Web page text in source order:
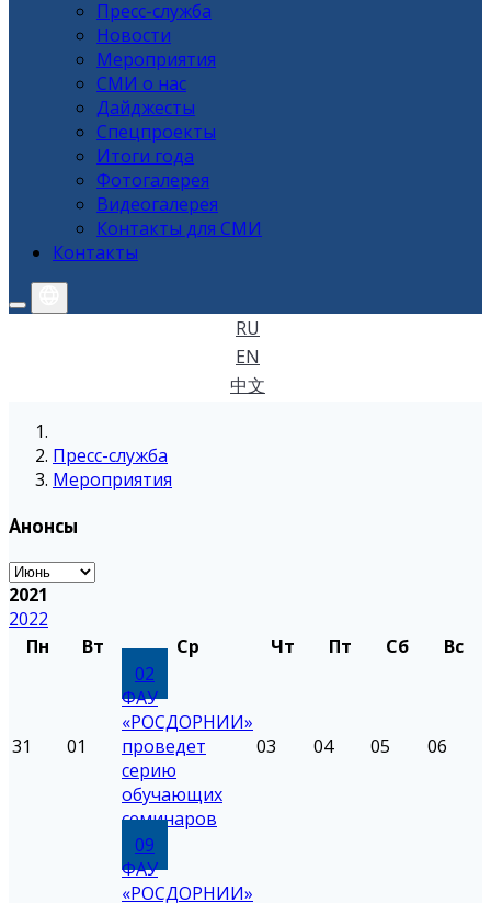
Пресс-служба
Новости
Мероприятия
СМИ о нас
Дайджесты
Спецпроекты
Итоги года
Фотогалерея
Видеогалерея
Контакты для СМИ
Контакты
RU
EN
中文
Пресс-служба
Мероприятия
Анонсы
2021
2022
Пн
Вт Ср Чт Пт Сб Вс
31 01
02
ФАУ
«РОСДОРНИИ»
проведет
серию
обучающих
семинаров
03 04 05 06
09
ФАУ
«РОСДОРНИИ»